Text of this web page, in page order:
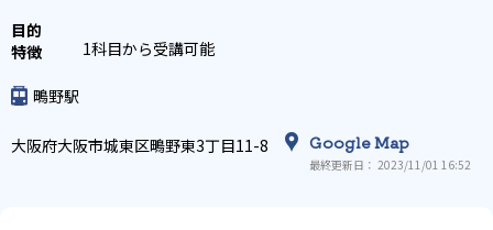
1科目から受講可能
鴫野駅
大阪府大阪市城東区鴫野東3丁目11-8 Google Map
最終更新日： 2023/11/01 16:52